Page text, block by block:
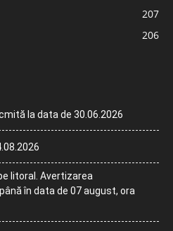
207
206
la data de 30.06.2026
litoral. Avertizarea
în data de 07 august, ora